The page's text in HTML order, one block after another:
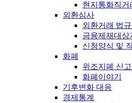
현지통화직거
외환심사
외환거래 법
금융제재대상
신청양식 및
화폐
위조지폐 신
화폐이야기
기후변화 대응
경제통계